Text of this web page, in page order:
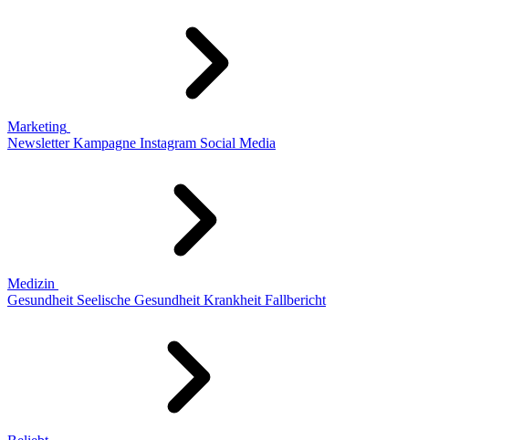
Marketing
Newsletter Kampagne Instagram Social Media
Medizin
Gesundheit Seelische Gesundheit Krankheit Fallbericht